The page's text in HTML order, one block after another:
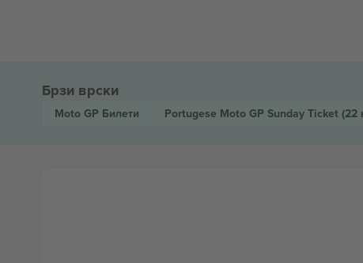
Брзи врски
Moto GP Билети Portugese Moto GP Sunday Ticket (22